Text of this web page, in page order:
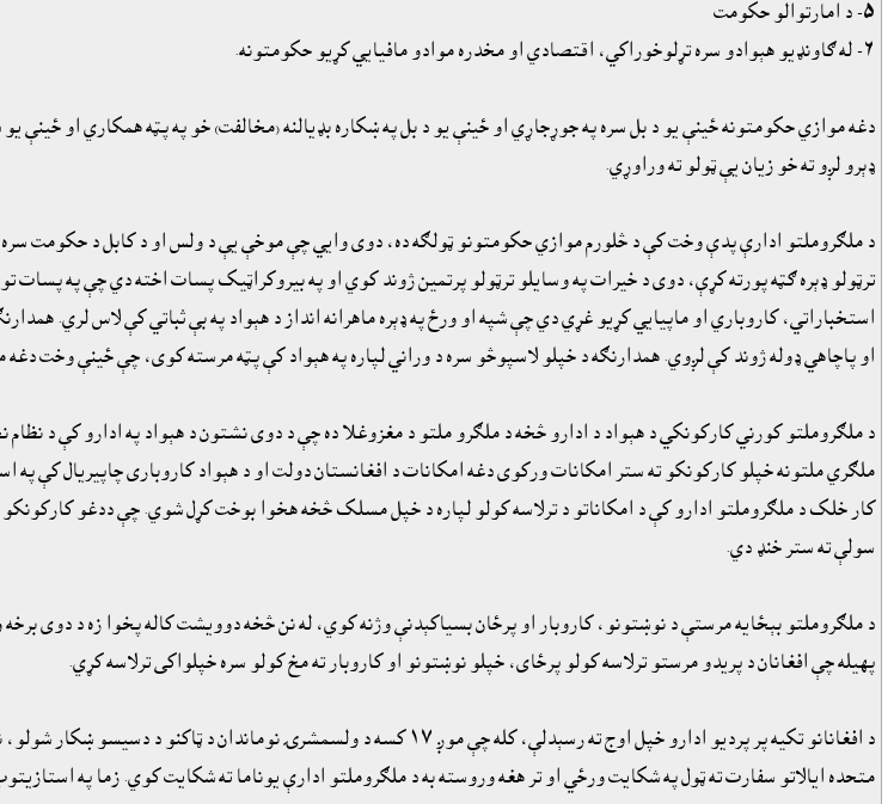
٥- د امارتوالو حکومت
٦- له ګاونډيو هېوادو سره تړلوخوراکي، اقتصادي او مخدره موادو مافيايي کړيو حکومتونه.
دغه موازي حکومتونه ځينې يو د بل سره په جوړجاړي او ځينې يو د بل په ښکاره بډيالنه (مخالفت) خو په پټه همکاري او ځينې
ډېرو لږو ته خو زيان يې ټولو ته وراوړي.
د ملګروملتو ادارې پدې وخت کې د څلورم موازي حکومتونو ټولګه ده، دوى وايي چې موخې يې د ولس او د کابل د حکومت سره
ترټولو ډېره ګټه پورته کړې، دوى د خيرات په وسايلو ترټولو پرتمين ژوند کوي او په بيروکراټيک پسات اخته دي چې په پسات
او پاچاهي ډوله ژوند کې لږوي. همدارنګه د خپلو لاسپوڅو سره د وراني لپاره په هېواد کې پټه مرسته کوى، چې ځينې وخت
د ملګروملتو کورني کارکونکي د هېواد د ادارو څخه د ملګرو ملتو د مغزوغلا ده چې د دوى نشتون د هېواد په ادارو کې د
ملګري ملتونه خپلو کارکونکو ته ستر امکانات ورکوى دغه امکانات د افغانستان دولت او د هېواد کاروبارى چاپيريال کې په
کار خلک د ملګروملتو ادارو کې د امکاناتو د ترلاسه کولو لپاره د خپل مسلک څخه هخوا بوخت کړل شوي. چې ددغو
سولې ته ستر خنډ دي.
د ملګروملتو بېځايه مرستې د نوښتونو، کاروبار او پرځان بسياکېدنې وژنه کوي، له نن څخه دوويشت کاله پخوا زه د دوى برخه
پهيله چې افغانان د پريدو مرستو ترلاسه کولو پرځاى، خپلو نوښتونو او کاروبار ته مخ کولو سره خپلواکى ترلاسه کړي.
د افغانانو تکيه پر پرديو ادارو خپل اوج ته رسېدلې، کله چې موږ ١٧ کسه د ولسمشرۍ
متحده ايالاتو سفارت ته ټول په شکايت ورځي او تر هغه وروسته به د ملګروملتو ادارې يوناما ته شکايت کوي. زما په